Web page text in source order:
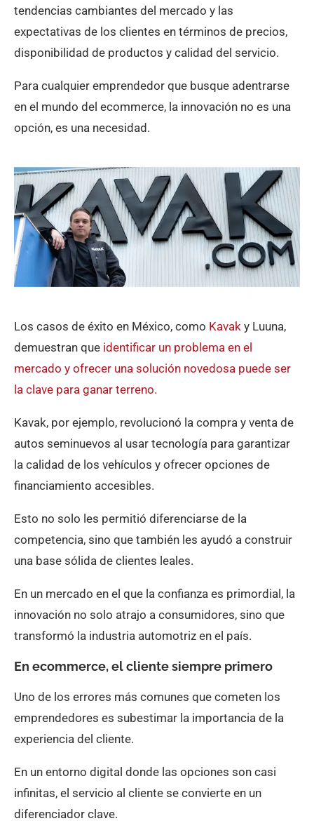
tendencias cambiantes del mercado y las
expectativas de los clientes en términos de precios,
disponibilidad de productos y calidad del servicio.
Para cualquier emprendedor que busque adentrarse
en el mundo del ecommerce, la innovación no es una
opción, es una necesidad.
Los casos de éxito en México, como Kavak y Luuna,
demuestran que identificar un problema en el
mercado y ofrecer una solución novedosa puede ser
la clave para ganar terreno.
Kavak, por ejemplo, revolucionó la compra y venta de
autos seminuevos al usar tecnología para garantizar
la calidad de los vehículos y ofrecer opciones de
financiamiento accesibles.
Esto no solo les permitió diferenciarse de la
competencia, sino que también les ayudó a construir
una base sólida de clientes leales.
En un mercado en el que la confianza es primordial, la
innovación no solo atrajo a consumidores, sino que
transformó la industria automotriz en el país.
En ecommerce, el cliente siempre primero
Uno de los errores más comunes que cometen los
emprendedores es subestimar la importancia de la
experiencia del cliente.
En un entorno digital donde las opciones son casi
infinitas, el servicio al cliente se convierte en un
diferenciador clave.